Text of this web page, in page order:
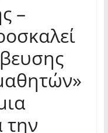
–
την